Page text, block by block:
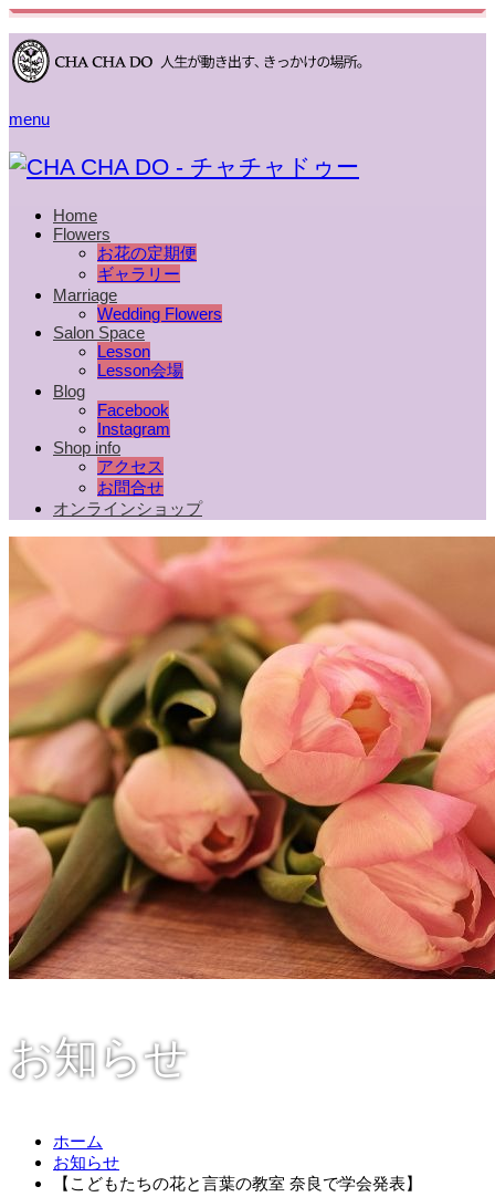
menu
Home
Flowers
お花の定期便
ギャラリー
Marriage
Wedding Flowers
Salon Space
Lesson
Lesson会場
Blog
Facebook
Instagram
Shop info
アクセス
お問合せ
オンラインショップ
お知らせ
ホーム
お知らせ
【こどもたちの花と言葉の教室 奈良で学会発表】